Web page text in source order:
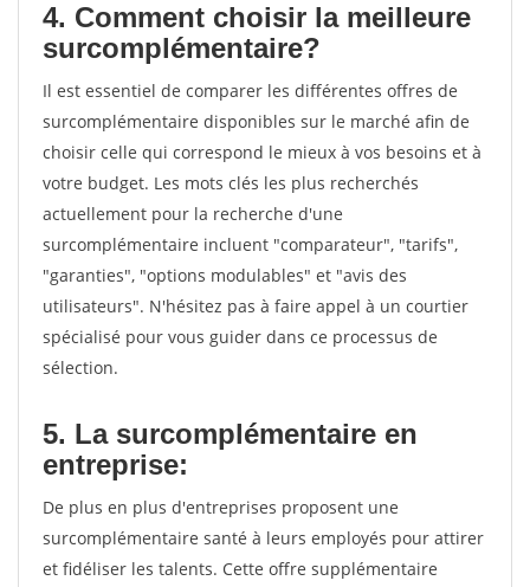
4. Comment choisir la meilleure
surcomplémentaire?
Il est essentiel de comparer les différentes offres de
surcomplémentaire disponibles sur le marché afin de
choisir celle qui correspond le mieux à vos besoins et à
votre budget. Les mots clés les plus recherchés
actuellement pour la recherche d'une
surcomplémentaire incluent "comparateur", "tarifs",
"garanties", "options modulables" et "avis des
utilisateurs". N'hésitez pas à faire appel à un courtier
spécialisé pour vous guider dans ce processus de
sélection.
5. La surcomplémentaire en
entreprise:
De plus en plus d'entreprises proposent une
surcomplémentaire santé à leurs employés pour attirer
et fidéliser les talents. Cette offre supplémentaire